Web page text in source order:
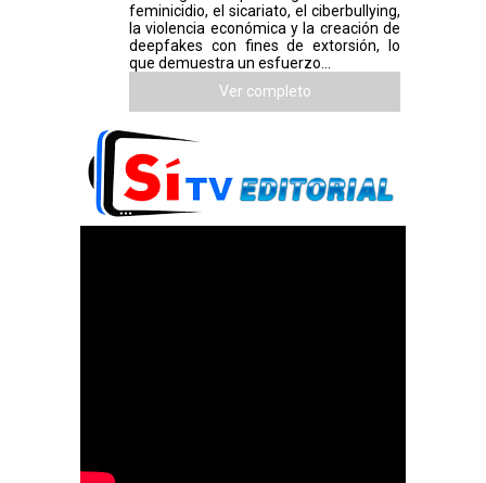
feminicidio, el sicariato, el ciberbullying,
la violencia económica y la creación de
deepfakes con fines de extorsión, lo
que demuestra un esfuerzo...
Ver completo